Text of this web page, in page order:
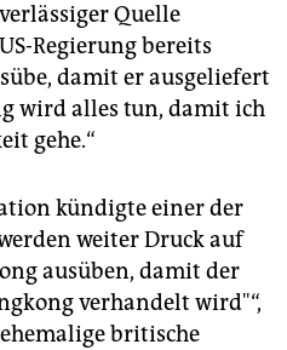
Quelle
Regierung bereits
damit er ausgeliefert
wird alles tun, damit ich
gehe.“
kündigte einer der
weiter Druck auf
ausüben, damit der
verhandelt wird"“,
britische